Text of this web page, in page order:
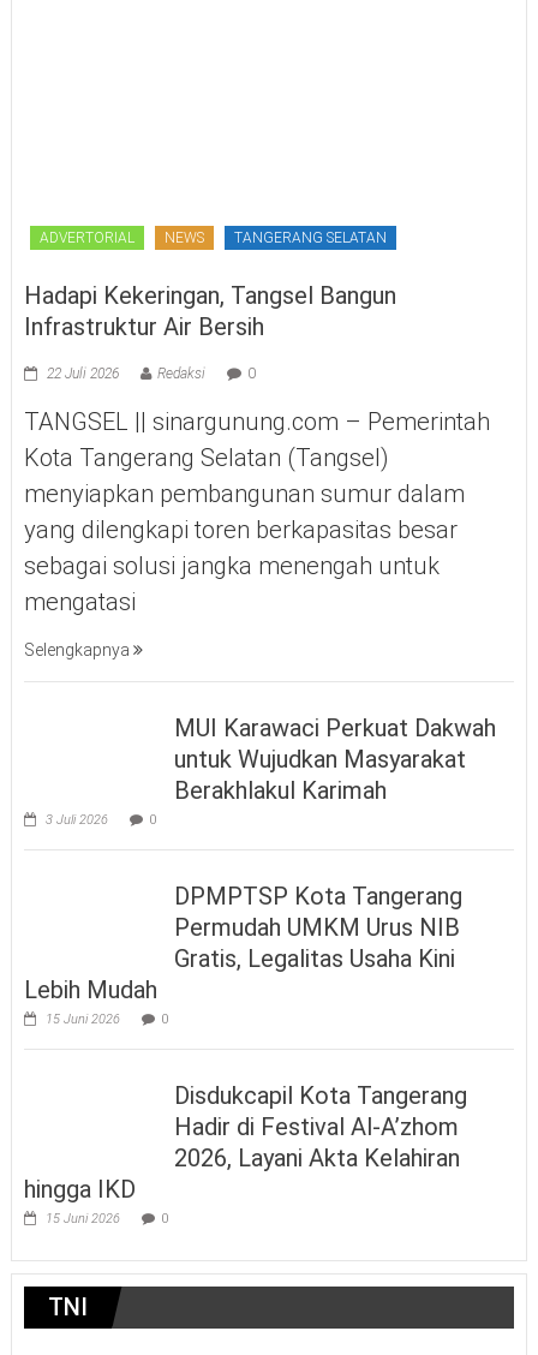
ADVERTORIAL NEWS TANGERANG SELATAN
Hadapi Kekeringan, Tangsel Bangun
Infrastruktur Air Bersih
22 Juli 2026 Redaksi 0
TANGSEL || sinargunung.com – Pemerintah
Kota Tangerang Selatan (Tangsel)
menyiapkan pembangunan sumur dalam
yang dilengkapi toren berkapasitas besar
sebagai solusi jangka menengah untuk
mengatasi
Selengkapnya
MUI Karawaci Perkuat Dakwah
untuk Wujudkan Masyarakat
Berakhlakul Karimah
3 Juli 2026 0
DPMPTSP Kota Tangerang
Permudah UMKM Urus NIB
Gratis, Legalitas Usaha Kini
Lebih Mudah
15 Juni 2026 0
Disdukcapil Kota Tangerang
Hadir di Festival Al-A’zhom
2026, Layani Akta Kelahiran
hingga IKD
15 Juni 2026 0
TNI